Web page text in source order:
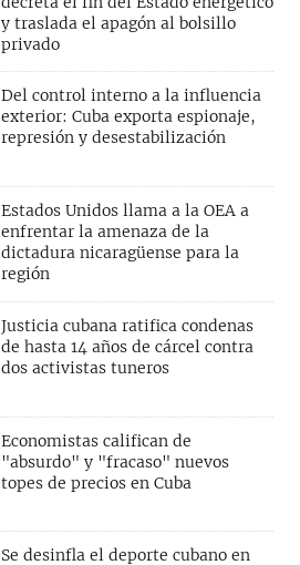
y traslada el apagón al bolsillo
privado
Del control interno a la influencia
exterior: Cuba exporta espionaje,
represión y desestabilización
Estados Unidos llama a la OEA a
enfrentar la amenaza de la
dictadura nicaragüense para la
región
Justicia cubana ratifica condenas
de hasta 14 años de cárcel contra
dos activistas tuneros
Economistas califican de
"absurdo" y "fracaso" nuevos
topes de precios en Cuba
Se desinfla el deporte cubano en